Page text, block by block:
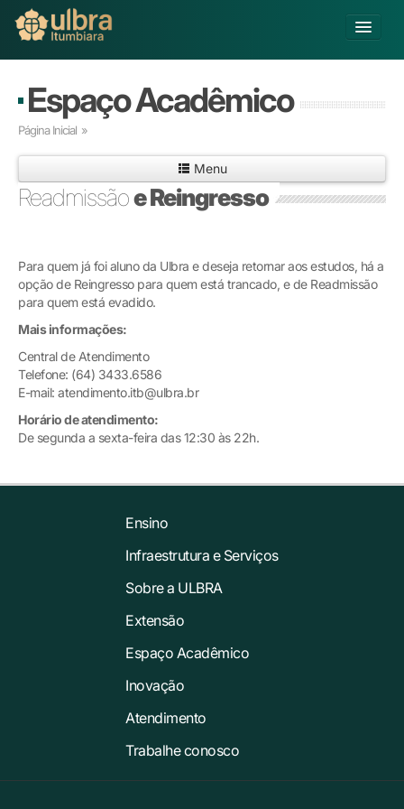
Buscar
Matricule-se
Pós-graduação
Educação a Distância
Extensão
Infraestrutura e Serviços
Inovação
Sobre a ULBRA
Espaço Acadêmico
Página Inicial »
Menu
Readmissãoe Reingresso
Para quem já foi aluno da Ulbra e deseja retornar aos estudos, há a
opção de Reingresso para quem está trancado, e de Readmissão
para quem está evadido.
Mais informações:
Central de Atendimento
Telefone: (64) 3433.6586
E-mail: atendimento.itb@ulbra.br
Horário de atendimento:
De segunda a sexta-feira das 12:30 às 22h.
Ensino
Infraestrutura e Serviços
Sobre a ULBRA
Extensão
Espaço Acadêmico
Inovação
Atendimento
Trabalhe conosco